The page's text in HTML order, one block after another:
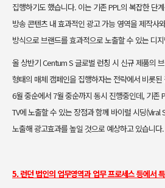
집행하기도 했습니다. 이는 기존 PPL의 복잡한 단
방송 콘텐츠 내 효과적인 광고 가능 영역을 제작사
방식으로 브랜드를 효과적으로 노출할 수 있는 디
올 상반기 Centum S 글로벌 런칭 시 신규 제품의
형태의 매체 캠페인을 집행하자는 전략에서 비롯된
6월 중순에서 7월 중순까지 동시 진행중인데, 기존
TV에 노출할 수 있는 장점과 함께 바이럴 시딩(Viral
노출해 광고효과를 높일 것으로 예상하고 있습니다.
5. 런던 법인의 업무영역과 업무 프로세스 등에서